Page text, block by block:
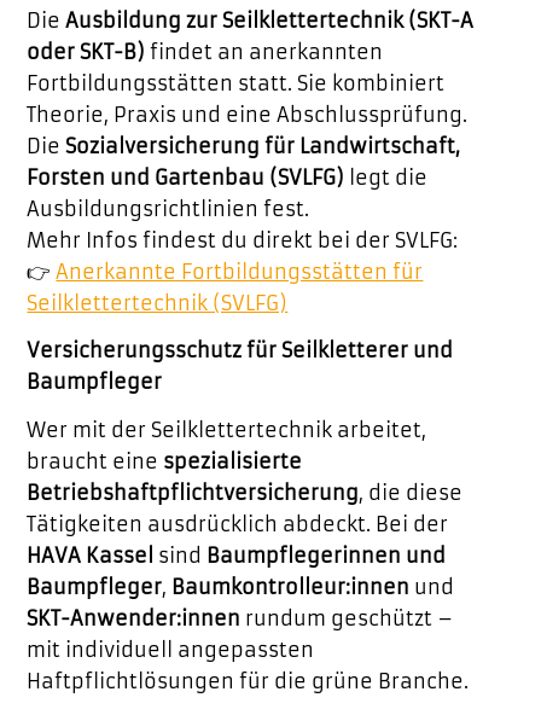
DieAusbildung zur Seilklettertechnik (SKT-A
oder SKT-B) findet an anerkannten
Fortbildungsstätten statt. Sie kombiniert
Theorie, Praxis und eine Abschlussprüfung.
DieSozialversicherung für Landwirtschaft,
Forsten und Gartenbau (SVLFG) legt die
Ausbildungsrichtlinien fest.
Mehr Infos findest du direkt bei der SVLFG:
👉Anerkannte Fortbildungsstätten für
Seilklettertechnik (SVLFG)
Versicherungsschutz für Seilkletterer und
Baumpfleger
Wer mit der Seilklettertechnik arbeitet,
braucht eine spezialisierte
Betriebshaftpflichtversicherung, die diese
Tätigkeiten ausdrücklich abdeckt. Bei der
HAVA Kassel sind Baumpflegerinnen und
Baumpfleger, Baumkontrolleur:innen und
SKT-Anwender:innen rundum geschützt –
mit individuell angepassten
Haftpflichtlösungen für die grüne Branche.